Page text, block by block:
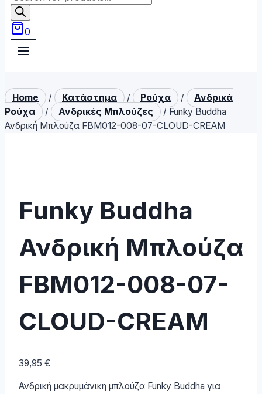
search
0
Home / Κατάστημα / Ρούχα /
Ανδρικά
Ρούχα
/ Ανδρικές Μπλούζες / Funky Buddha
Ανδρική Μπλούζα FBM012-008-07-CLOUD-CREAM
Funky Buddha
Ανδρική Μπλούζα
FBM012-008-07-
CLOUD-CREAM
39,95 €
Ανδρική μακρυμάνικη μπλούζα Funky Buddha για